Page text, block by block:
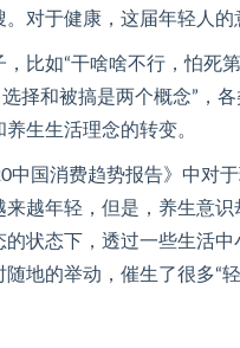
。对于健康，这届年轻人的
比如“干啥啥不行，怕死
择和被搞是两个概念”，
生生活理念的转变。
中国消费趋势报告》中对
来越年轻，但是，养生意
的状态下，透过一些生活
地的举动，催生了很多“轻